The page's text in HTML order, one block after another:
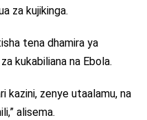
za kujikinga.
tena dhamira ya
kukabiliana na Ebola.
kazini, zenye utaalamu, na
alisema.